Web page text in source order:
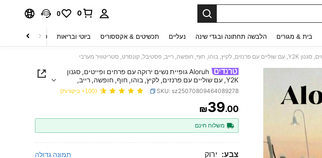
0
0
בית & מגורים הלבשה תחתונה ובגדי שינה נעליים תכשיטים & אקססוריס ביוטי ובריאות טקסטיל לבית
Aloruh גופיית נשים ירוקה עם פרחים ופייטים, סגנון
Y2K, עם שוליים עם פרנזים, לקיץ, בוהו, חוף, חופשה, רייב,
פסטיבל, קונסרט, סטריטוויר מערבי
SKU: sz25070809464089278 (100+ ביקורות)
PRICE AND AVAILABILITY
₪39.00
משלוח חינם
צבע: ירוק תמונה גדולה